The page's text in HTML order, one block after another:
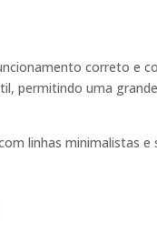
correto e
permitindo uma
linhas minimalistas e